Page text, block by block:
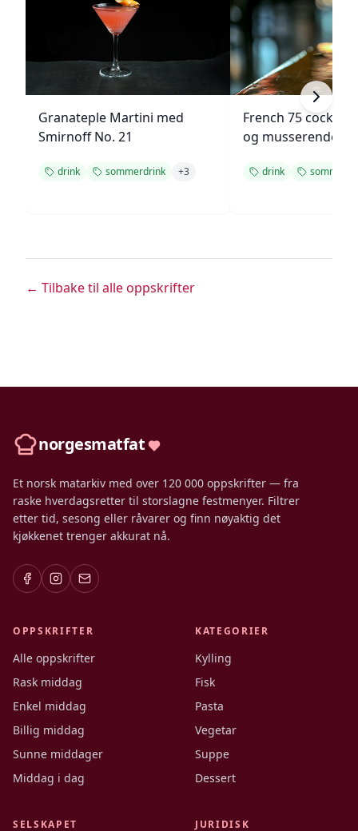
Granateple Martini med
Smirnoff No. 21
drink sommerdrink +3
French 75 cocktail
og musserende vin
drink
← Tilbake til alle oppskrifter
norgesmatfat
Et norsk matarkiv med over 120 000 oppskrifter — fra
raske hverdagsretter til storslagne festmenyer. Filtrer
etter tid, sesong eller råvarer og finn nøyaktig det
kjøkkenet trenger akkurat nå.
OPPSKRIFTER
Alle oppskrifter
Rask middag
Enkel middag
Billig middag
Sunne middager
Middag i dag
KATEGORIER
Kylling
Fisk
Pasta
Vegetar
Suppe
Dessert
SELSKAPET JURIDISK